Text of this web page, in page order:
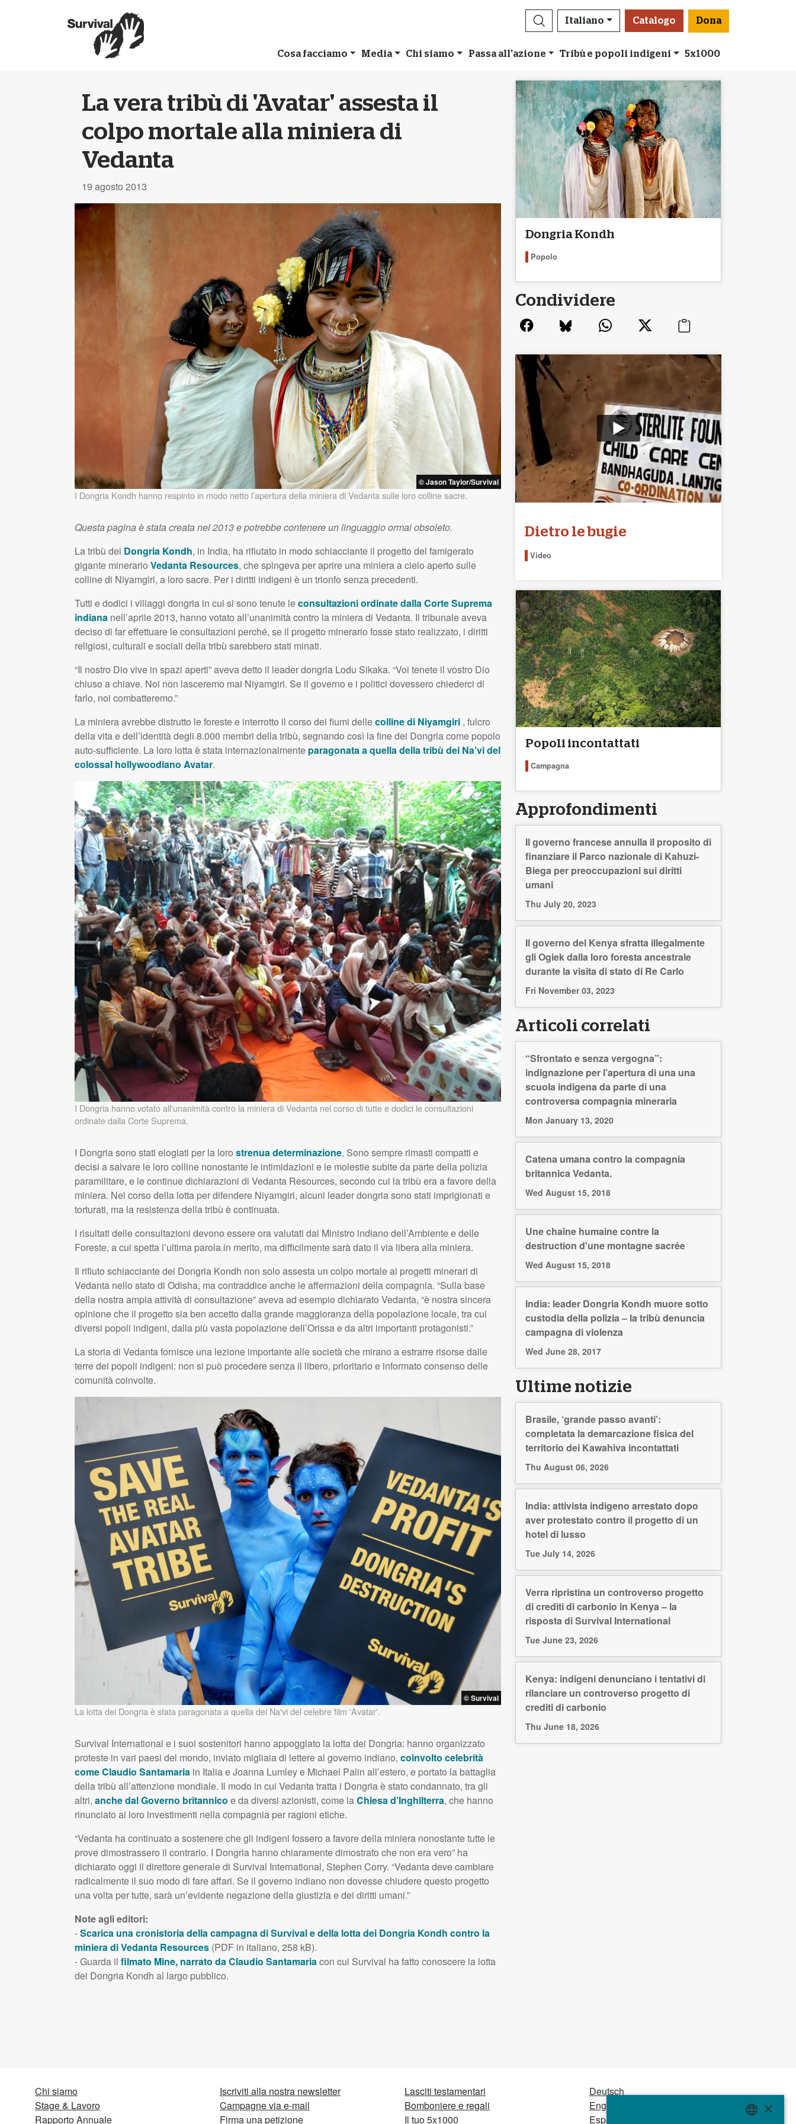
Italiano Catalogo Dona
Cosa facciamo Media Chi siamo Passa all'azione Tribù e popoli indigeni 5x1000
La vera tribù di 'Avatar' assesta il
colpo mortale alla miniera di
Vedanta
19 agosto 2013
© Jason Taylor/Survival
I Dongria Kondh hanno respinto in modo netto l’apertura della miniera di Vedanta sulle loro colline sacre.
Questa pagina è stata creata nel 2013 e potrebbe contenere un linguaggio ormai obsoleto.
La tribù dei Dongria Kondh, in India, ha rifiutato in modo schiacciante il progetto del famigerato
gigante minerario Vedanta Resources, che spingeva per aprire una miniera a cielo aperto sulle
colline di Niyamgiri, a loro sacre. Per i diritti indigeni è un trionfo senza precedenti.
Tutti e dodici i villaggi dongria in cui si sono tenute leconsultazioni ordinate dalla Corte Suprema
indiananell’aprile 2013, hanno votato all’unanimità contro la miniera di Vedanta. Il tribunale aveva
deciso di far effettuare le consultazioni perché, se il progetto minerario fosse stato realizzato, i diritti
religiosi, culturali e sociali della tribù sarebbero stati minati.
“Il nostro Dio vive in spazi aperti” aveva detto il leader dongria Lodu Sikaka. “Voi tenete il vostro Dio
chiuso a chiave. Noi non lasceremo mai Niyamgiri. Se il governo e i politici dovessero chiederci di
farlo, noi combatteremo.”
La miniera avrebbe distrutto le foreste e interrotto il corso dei fiumi dellecolline di Niyamgiri, fulcro
della vita e dell’identità degli 8.000 membri della tribù, segnando così la fine dei Dongria come popolo
auto-sufficiente. La loro lotta è stata internazionalmente paragonata a quella della tribù dei Na’vi del
colossal hollywoodiano Avatar.
I Dongria hanno votato all'unanimità contro la miniera di Vedanta nel corso di tutte e dodici le consultazioni
ordinate dalla Corte Suprema.
I Dongria sono stati elogiati per la loro strenua determinazione. Sono sempre rimasti compatti e
decisi a salvare le loro colline nonostante le intimidazioni e le molestie subite da parte della polizia
paramilitare, e le continue dichiarazioni di Vedanta Resources, secondo cui la tribù era a favore della
miniera. Nel corso della lotta per difendere Niyamgiri, alcuni leader dongria sono stati imprigionati e
torturati, ma la resistenza della tribù è continuata.
I risultati delle consultazioni devono essere ora valutati dal Ministro indiano dell’Ambiente e delle
Foreste, a cui spetta l’ultima parola in merito, ma difficilmente sarà dato il via libera alla miniera.
Il rifiuto schiacciante dei Dongria Kondh non solo assesta un colpo mortale ai progetti minerari di
Vedanta nello stato di Odisha, ma contraddice anche le affermazioni della compagnia. “Sulla base
della nostra ampia attività di consultazione” aveva ad esempio dichiarato Vedanta, “è nostra sincera
opinione che il progetto sia ben accetto dalla grande maggioranza della popolazione locale, tra cui
diversi popoli indigeni, dalla più vasta popolazione dell’Orissa e da altri importanti protagonisti.”
La storia di Vedanta fornisce una lezione importante alle società che mirano a estrarre risorse dalle
terre dei popoli indigeni: non si può procedere senza il libero, prioritario e informato consenso delle
comunità coinvolte.
© Survival
La lotta dei Dongria è stata paragonata a quella dei Na'vi del celebre film 'Avatar'.
Survival International e i suoi sostenitori hanno appoggiato la lotta dei Dongria: hanno organizzato
proteste in vari paesi del mondo, inviato migliaia di lettere al governo indiano, coinvolto celebrità
come Claudio Santamariain Italia e Joanna Lumley e Michael Palin all’estero, e portato la battaglia
della tribù all’attenzione mondiale. Il modo in cui Vedanta tratta i Dongria è stato condannato, tra gli
altri, anche dal Governo britannico e da diversi azionisti, come laChiesa d’Inghilterra, che hanno
rinunciato ai loro investimenti nella compagnia per ragioni etiche.
“Vedanta ha continuato a sostenere che gli indigeni fossero a favore della miniera nonostante tutte le
prove dimostrassero il contrario. I Dongria hanno chiaramente dimostrato che non era vero” ha
dichiarato oggi il direttore generale di Survival International, Stephen Corry. “Vedanta deve cambiare
radicalmente il suo modo di fare affari. Se il governo indiano non dovesse chiudere questo progetto
una volta per tutte, sarà un’evidente negazione della giustizia e dei diritti umani.”
Note agli editori:
-Scarica una cronistoria della campagna di Survival e della lotta dei Dongria Kondh contro la
miniera di Vedanta Resources(PDFin italiano, 258 kB).
- Guarda il filmato Mine, narrato da Claudio Santamariacon cui Survival ha fatto conoscere la lotta
dei Dongria Kondh al largo pubblico.
Dongria Kondh
Popolo
Condividere
Dietro le bugie
Video
Popoli incontattati
Campagna
Approfondimenti
Il governo francese annulla il proposito di
finanziare il Parco nazionale di Kahuzi-
Biega per preoccupazioni sui diritti
umani
Thu July 20, 2023
Il governo del Kenya sfratta illegalmente
gli Ogiek dalla loro foresta ancestrale
durante la visita di stato di Re Carlo
Fri November 03, 2023
Articoli correlati
“Sfrontato e senza vergogna”:
indignazione per l’apertura di una una
scuola indigena da parte di una
controversa compagnia mineraria
Mon January 13, 2020
Catena umana contro la compagnia
britannica Vedanta.
Wed August 15, 2018
Une chaîne humaine contre la
destruction d'une montagne sacrée
Wed August 15, 2018
India: leader Dongria Kondh muore sotto
custodia della polizia – la tribù denuncia
campagna di violenza
Wed June 28, 2017
Ultime notizie
Brasile, ‘grande passo avanti’:
completata la demarcazione fisica del
territorio dei Kawahiva incontattati
Thu August 06, 2026
India: attivista indigeno arrestato dopo
aver protestato contro il progetto di un
hotel di lusso
Tue July 14, 2026
Verra ripristina un controverso progetto
di crediti di carbonio in Kenya – la
risposta di Survival International
Tue June 23, 2026
Kenya: indigeni denunciano i tentativi di
rilanciare un controverso progetto di
crediti di carbonio
Thu June 18, 2026
Chi siamo
Stage & Lavoro
Rapporto Annuale
Iscriviti alla nostra newsletter
Campagne via e-mail
Firma una petizione
Lasciti testamentari
Bomboniere e regali
Il tuo 5x1000
Deutsch
English
Español
×